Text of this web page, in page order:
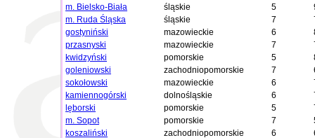
m. Bielsko-Biała
śląskie 5
m. Ruda Śląska
śląskie 7
gostyniński
mazowieckie 6
przasnyski
mazowieckie 7
kwidzyński
pomorskie 5
goleniowski
zachodniopomorskie 7
sokołowski
mazowieckie 6
kamiennogórski
dolnośląskie 6
lęborski
pomorskie 5
m. Sopot
pomorskie 7
koszaliński
zachodniopomorskie 6